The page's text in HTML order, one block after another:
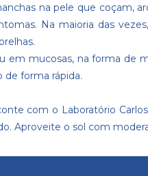
na pele que coçam,
Na maioria das
mucosas, na forma de
forma rápida.
com o Laboratório
Aproveite o sol com